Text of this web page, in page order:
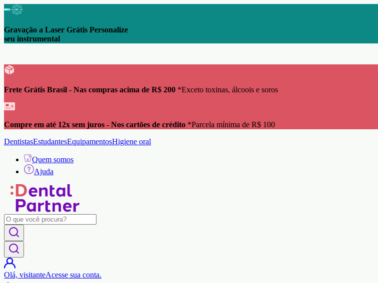
Gravação a Laser Grátis Personalize
seu instrumental
Frete Grátis Brasil - Nas compras acima de R$ 200 *Exceto toxinas, álcoois e soros
Compre em até 12x sem juros - Nos cartões de crédito *Parcela mínima de R$ 100
DentistasEstudantesEquipamentosHigiene oral
Quem somos
Ajuda
Olá, visitanteAcesse sua conta.